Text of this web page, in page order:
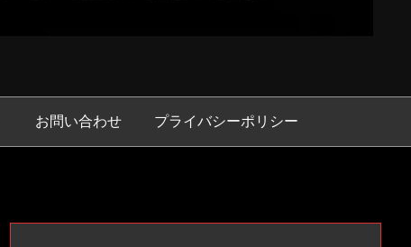
お問い合わせ プライバシーポリシー